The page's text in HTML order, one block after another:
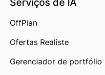
OffPlan
Ofertas Realiste
Gerenciador de portfólio